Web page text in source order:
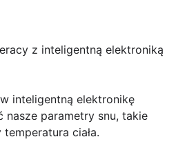
z inteligentną elektroniką
inteligentną elektronikę
parametry snu, takie
ciała.